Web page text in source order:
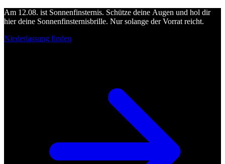
Am 12.08. ist Sonnenfinsternis. Schütze deine Augen und hol dir
hier deine Sonnenfinsternisbrille. Nur solange der Vorrat reicht.
Niederlassung finden